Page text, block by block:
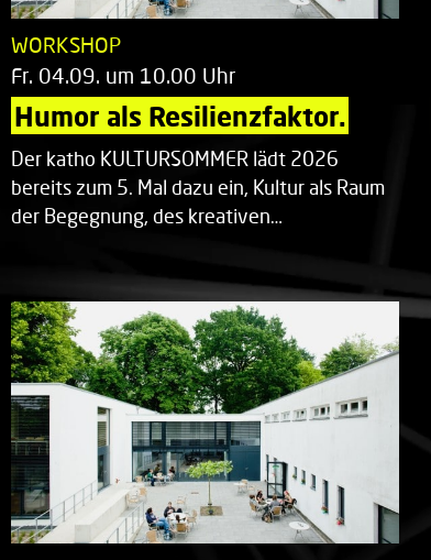
WORKSHOP
Fr. 04.09. um 10.00 Uhr
Humor als Resilienzfaktor.
Der katho KULTURSOMMER lädt 2026
bereits zum 5. Mal dazu ein, Kultur als Raum
der Begegnung, des kreativen…